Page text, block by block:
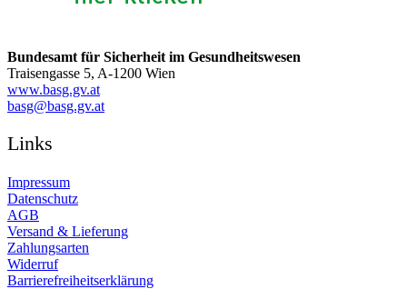
Bundesamt für Sicherheit im Gesundheitswesen
Traisengasse 5, A-1200 Wien
www.basg.gv.at
ta.vg.gsab@gsab
Links
Impressum
Datenschutz
AGB
Versand & Lieferung
Zahlungsarten
Widerruf
Barrierefreiheitserklärung